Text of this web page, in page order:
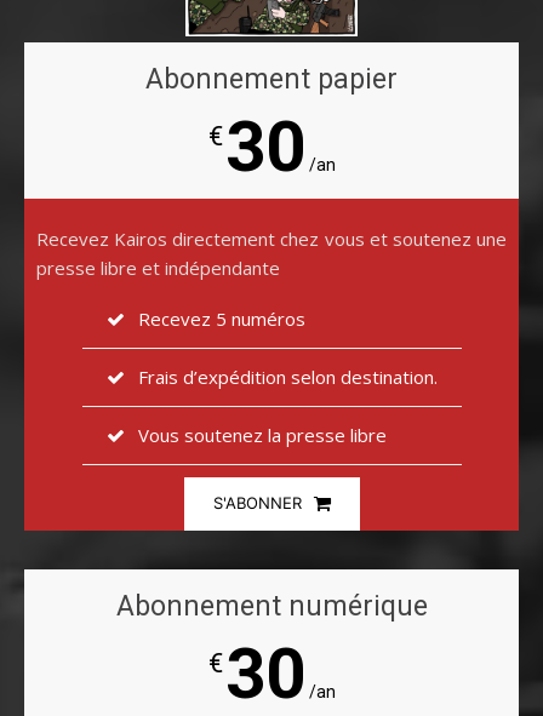
Abonnement papier
€30 /an
Recevez Kairos directement chez vous et soutenez une
presse libre et indépendante
Recevez 5 numéros
Frais d’expédition selon destination.
Vous soutenez la presse libre
S'ABONNER
Abonnement numérique
€30 /an